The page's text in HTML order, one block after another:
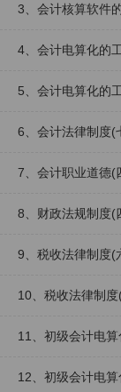
3、会计核算软件
4、会计电算化的
5、会计电算化的
6、会计法律制度(
7、会计职业道德(
8、财政法规制度(
9、税收法律制度(
10、税收法律制度
11、初级会计电
12、初级会计电